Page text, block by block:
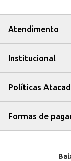
Atendimento
Institucional
Políticas
Formas de